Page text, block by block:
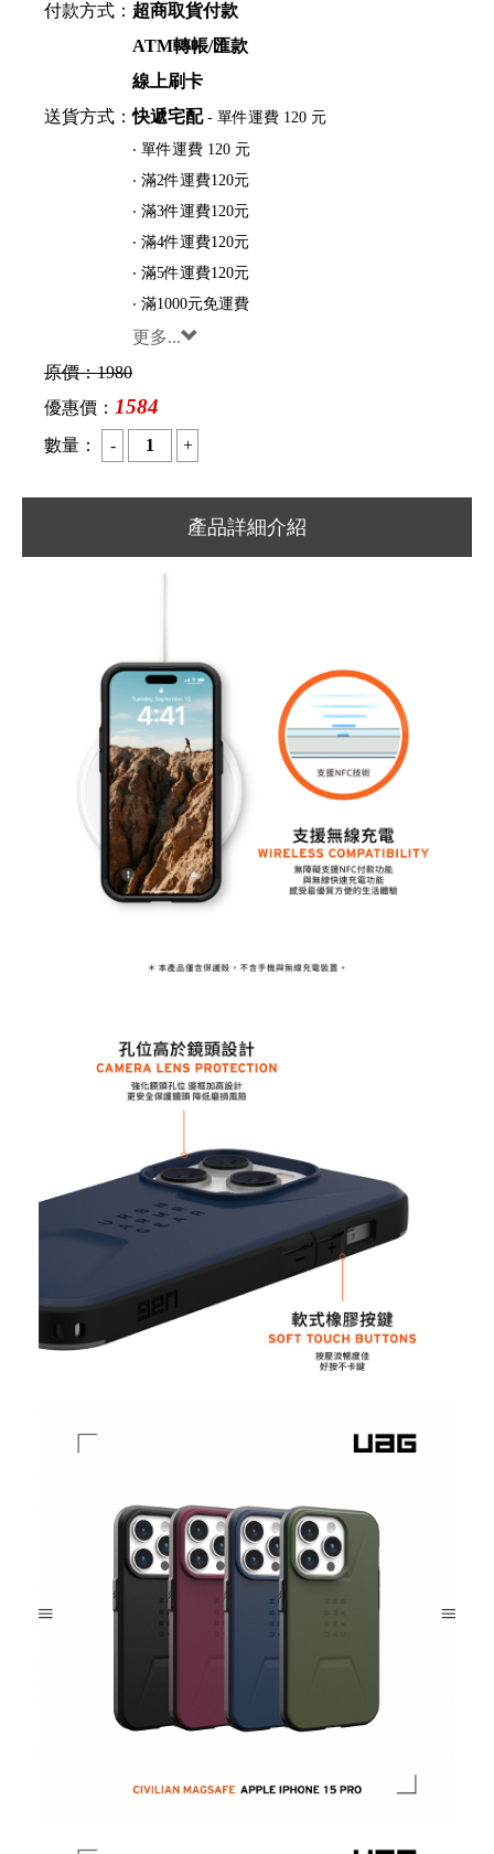
付款方式： 超商取貨付款
ATM轉帳/匯款
線上刷卡
送貨方式：快遞宅配- 單件運費 120 元
‧ 單件運費 120 元
‧ 滿2件運費120元
‧ 滿3件運費120元
‧ 滿4件運費120元
‧ 滿5件運費120元
‧ 滿1000元免運費
更多...
原價：1980
優惠價： 1584
數量：
產品詳細介紹